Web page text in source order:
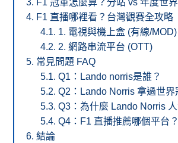
F1 冠軍怎麼算？分站 vs 年度世
F1 直播哪裡看？台灣觀賽全攻略
1. 電視與機上盒 (有線/MOD)
2. 網路串流平台 (OTT)
常見問題 FAQ
Q1：Lando norris是誰？
Q2：Lando Norris 拿過世界
Q3：為什麼 Lando Norris
Q4：F1 直播推薦哪個平台？
結論